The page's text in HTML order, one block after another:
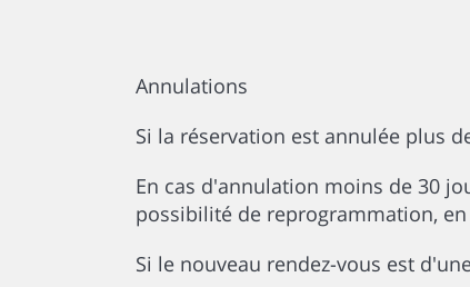
Annulations
Si la réservation est annulée plus
En cas d'annulation moins de 30
possibilité de reprogrammation,
Si le nouveau rendez-vous est